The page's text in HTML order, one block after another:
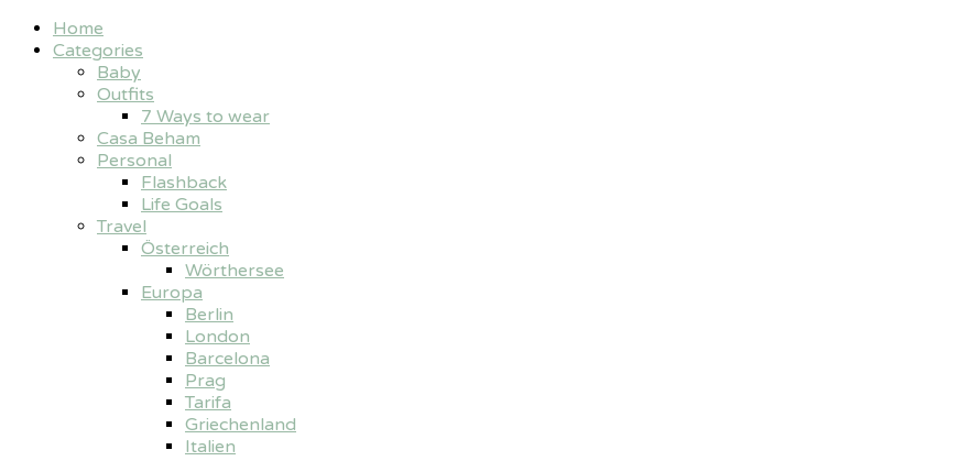
Home
Categories
Baby
Outfits
7 Ways to wear
Casa Beham
Personal
Flashback
Life Goals
Travel
Österreich
Wörthersee
Europa
Berlin
London
Barcelona
Prag
Tarifa
Griechenland
Italien